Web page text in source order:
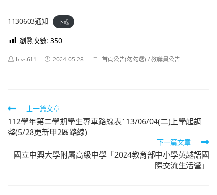
1130603通知 下載
瀏覽次數: 350
Posthlvs611
Post2024-05-28
Post-首頁公告(勿勾選) /教職員公告
Read
more
articles
上一篇文章
112學年第二學期學生專車路線表113/06/04(二)上學起調
整(5/28更新甲2區路線)
下一篇文章
國立中興大學附屬高級中學「2024教育部中小學英越語國
際交流生活營」